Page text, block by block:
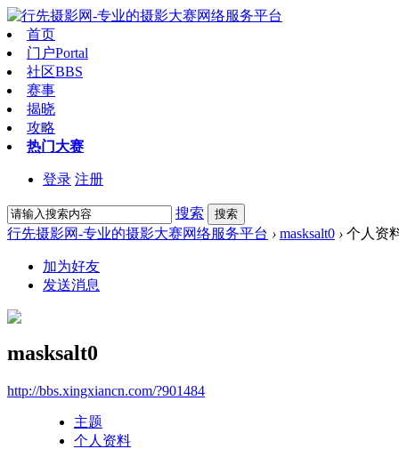
首页
门户Portal
社区BBS
赛事
揭晓
攻略
热门大赛
登录 注册
搜索 搜索
行先摄影网-专业的摄影大赛网络服务平台 › masksalt0 › 个人资
加为好友
发送消息
masksalt0
http://bbs.xingxiancn.com/?901484
主题
个人资料